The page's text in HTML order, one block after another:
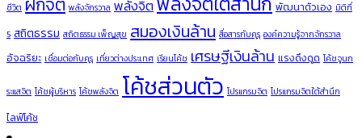
ชีวิต พลังจักรวาล พลังจิต พัฒนาตัวเอง มิติที่
5 สถิตธรรม สถิตธรรม เพ็ญสุข สมองเงินล้าน สื่อสารกับคุรุ องค์ความรู้จากจักรวาล
อัจฉริยะ เชื่อมต่อกับคุรุ เที่ยวต่างประเทศ เรียนโค้ช เศรษฐีเงินล้าน แรงดึงดูด โค้ชจูนก
ระแสจิต โค้ชผู้บริหาร โค้ชพลังจิต โค้ชส่วนตัว โปรแกรมจิต โปรแกรมจิตใต้สำนึก
ไลฟ์โค้ช